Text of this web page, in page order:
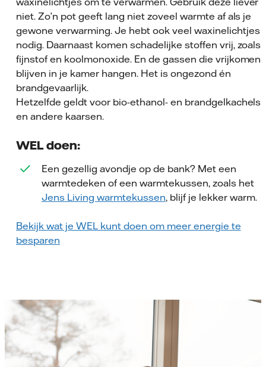
niet. Zo’n pot geeft lang niet zoveel warmte af als je
gewone verwarming. Je hebt ook veel waxinelichtjes
nodig. Daarnaast komen schadelijke stoffen vrij, zoals
fijnstof en koolmonoxide. En de gassen die vrijkomen
blijven in je kamer hangen. Het is ongezond én
brandgevaarlijk.
Hetzelfde geldt voor bio-ethanol- en brandgelkachels
en andere kaarsen.
WEL doen:
Een gezellig avondje op de bank? Met een
warmtedeken of een warmtekussen, zoals het
Jens Living warmtekussen, blijf je lekker warm.
Bekijk wat je WEL kunt doen om meer energie te
besparen